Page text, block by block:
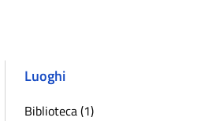
Luoghi
Biblioteca (1)